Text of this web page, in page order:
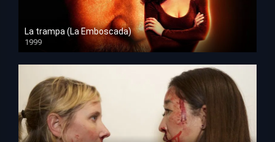
La trampa (La Emboscada)
1999
HD 1080p